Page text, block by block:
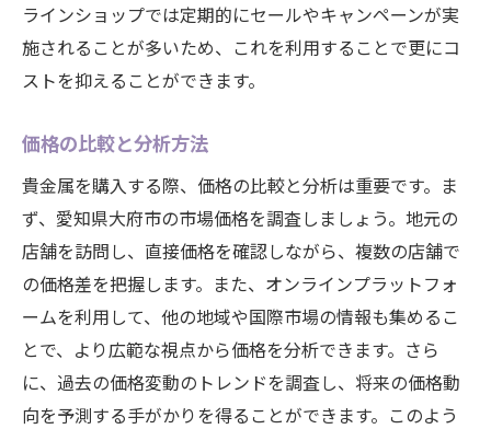
ラインショップでは定期的にセールやキャンペーンが実
施されることが多いため、これを利用することで更にコ
ストを抑えることができます。
価格の比較と分析方法
貴金属を購入する際、価格の比較と分析は重要です。ま
ず、愛知県大府市の市場価格を調査しましょう。地元の
店舗を訪問し、直接価格を確認しながら、複数の店舗で
の価格差を把握します。また、オンラインプラットフォ
ームを利用して、他の地域や国際市場の情報も集めるこ
とで、より広範な視点から価格を分析できます。さら
に、過去の価格変動のトレンドを調査し、将来の価格動
向を予測する手がかりを得ることができます。このよう